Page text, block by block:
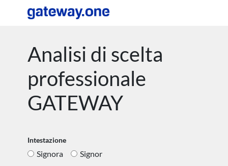
Analisi di scelta
professionale
GATEWAY
Intestazione
Signora Signor